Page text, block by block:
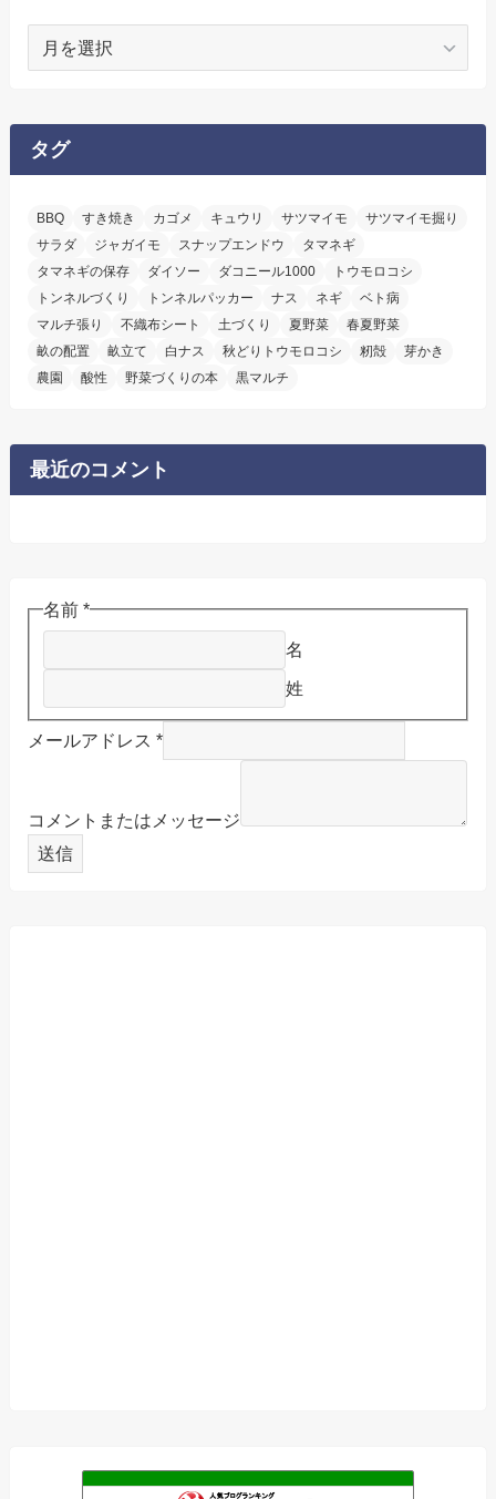
ブ
タグ
BBQ すき焼き カゴメ キュウリ サツマイモ
サツマイモ掘り
サラダ
ジャガイモ スナップエンドウ
タマネギ
タマネギの保存
ダイソー ダコニール1000
トウモロコシ
トンネルづくり
トンネルパッカー ナス ネギ
ベト病
マルチ張り
不織布シート 土づくり 夏野菜
春夏野菜
畝の配置
畝立て 白ナス 秋どりトウモロコシ 籾殻
芽かき
農園
酸性 野菜づくりの本 黒マルチ
最近のコメント
名前*
名
姓
メールアドレス *
コメントまたはメッセージ
送信